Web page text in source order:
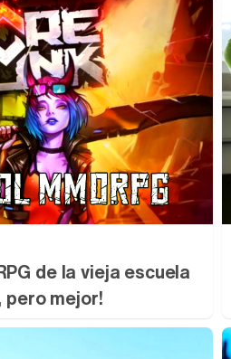
de la vieja escuela
pero mejor!